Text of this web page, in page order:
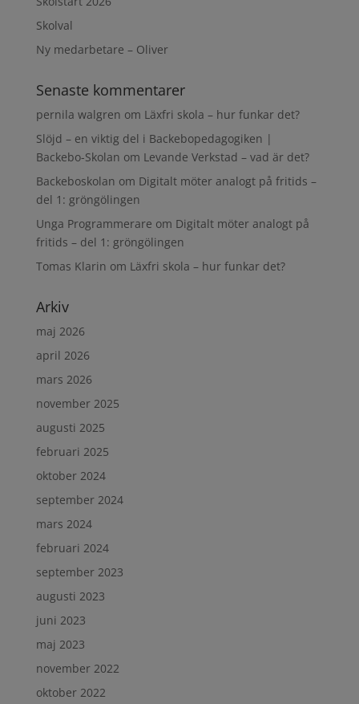
Skolval
Ny medarbetare – Oliver
Senaste kommentarer
pernila walgren om Läxfri skola – hur funkar det?
Slöjd – en viktig del i Backebopedagogiken |
Backebo-Skolan om Levande Verkstad – vad är det?
Backeboskolan om Digitalt möter analogt på fritids –
del 1: gröngölingen
Unga Programmerare om Digitalt möter analogt på
fritids – del 1: gröngölingen
Tomas Klarin om Läxfri skola – hur funkar det?
Arkiv
maj 2026
april 2026
mars 2026
november 2025
augusti 2025
februari 2025
oktober 2024
september 2024
mars 2024
februari 2024
september 2023
augusti 2023
juni 2023
maj 2023
november 2022
oktober 2022